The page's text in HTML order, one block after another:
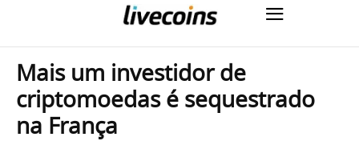
Mais um investidor de
criptomoedas é sequestrado
na França